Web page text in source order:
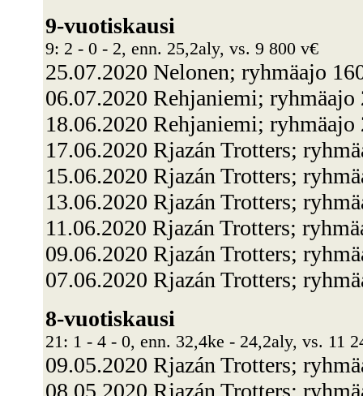
9-vuotiskausi
9: 2 - 0 - 2, enn. 25,2aly, vs. 9 800 v€
25.07.2020 Nelonen; ryhmäajo
06.07.2020 Rehjaniemi;
18.06.2020 Rehjaniemi;
17.06.2020 Rjazán Trotters;
15.06.2020 Rjazán Trotters;
13.06.2020 Rjazán Trotters;
11.06.2020 Rjazán Trotters;
09.06.2020 Rjazán Trotters;
07.06.2020 Rjazán Trotters;
8-vuotiskausi
21: 1 - 4 - 0, enn. 32,4ke - 24,2aly, vs. 11
09.05.2020 Rjazán Trotters;
08.05.2020 Rjazán Trotters;